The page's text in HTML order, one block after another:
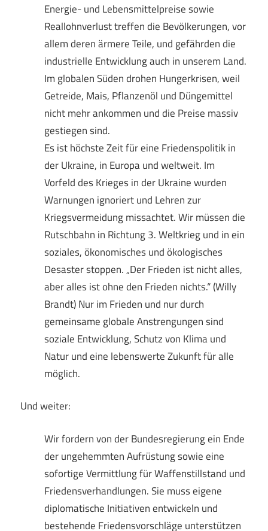
Energie- und Lebensmittelpreise sowie
Reallohnverlust treffen die Bevölkerungen, vor
allem deren ärmere Teile, und gefährden die
industrielle Entwicklung auch in unserem Land.
Im globalen Süden drohen Hungerkrisen, weil
Getreide, Mais, Pflanzenöl und Düngemittel
nicht mehr ankommen und die Preise massiv
gestiegen sind.
Es ist höchste Zeit für eine Friedenspolitik in
der Ukraine, in Europa und weltweit. Im
Vorfeld des Krieges in der Ukraine wurden
Warnungen ignoriert und Lehren zur
Kriegsvermeidung missachtet. Wir müssen die
Rutschbahn in Richtung 3. Weltkrieg und in ein
soziales, ökonomisches und ökologisches
Desaster stoppen. „Der Frieden ist nicht alles,
aber alles ist ohne den Frieden nichts.“ (Willy
Brandt) Nur im Frieden und nur durch
gemeinsame globale Anstrengungen sind
soziale Entwicklung, Schutz von Klima und
Natur und eine lebenswerte Zukunft für alle
möglich.
Und weiter:
Wir fordern von der Bundesregierung ein Ende
der ungehemmten Aufrüstung sowie eine
sofortige Vermittlung für Waffenstillstand und
Friedensverhandlungen. Sie muss eigene
diplomatische Initiativen entwickeln und
bestehende Friedensvorschläge unterstützen